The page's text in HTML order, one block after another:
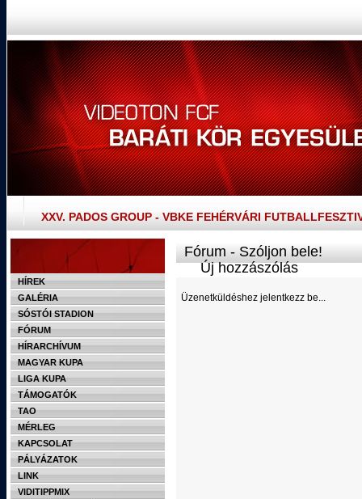
XXV. PADOS GROUP - VBKE FEHÉRVÁRI
HÍREK
GALÉRIA
SÓSTÓI STADION
FÓRUM
HÍRARCHÍVUM
MAGYAR KUPA
LIGA KUPA
TÁMOGATÓK
TAO
MÉRLEG
KAPCSOLAT
PÁLYÁZATOK
LINK
VIDITIPPMIX
Fórum - Szóljon bele!
Új hozzászólás
Üzenetküldéshez jelentkezz be...